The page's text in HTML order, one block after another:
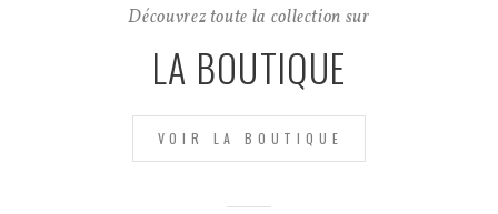
Découvrez toute la collection sur
LA BOUTIQUE
VOIR LA BOUTIQUE